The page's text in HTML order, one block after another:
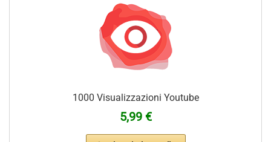
1000 Visualizzazioni Youtube
5,99 €